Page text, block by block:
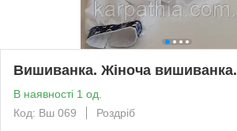
Вишиванка. Жіноча вишиванка.
В наявності 1 од.
Код: Вш 069
Роздріб